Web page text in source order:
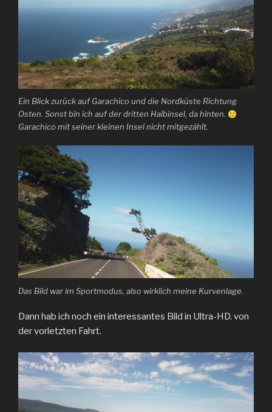
Ein Blick zurück auf Garachico und die Nordküste Richtung
Osten. Sonst bin ich auf der dritten Halbinsel, da hinten.
Garachico mit seiner kleinen Insel nicht mitgezählt.
Das Bild war im Sportmodus, also wirklich meine Kurvenlage.
Dann hab ich noch ein interessantes Bild in Ultra-HD. von
der vorletzten Fahrt.